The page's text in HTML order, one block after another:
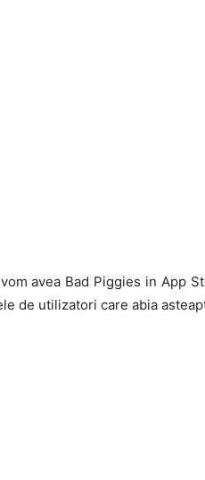
avea Bad Piggies in App
de utilizatori care abia